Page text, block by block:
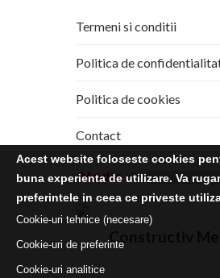
Termeni si conditii
Politica de
Politica de cookies
Contact
Media Kit
Constructiv
Acest website foloseste cookies
buna experienta de utilizare. Va
preferintele in ceea ce priveste
Cookie-uri tehnice (necesare)
Cookie-uri de preferinte
Cookie-uri analitice